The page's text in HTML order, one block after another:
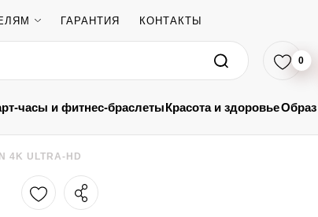
ГАРАНТИЯ КОНТАКТЫ
0
часы и фитнес-браслетыКрасота и здоровье
4K ULTRA-HD